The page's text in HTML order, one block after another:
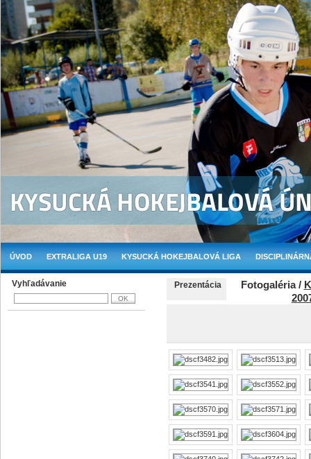
ÚVOD EXTRALIGA U19 KYSUCKÁ HOKEJBALOVÁ LIGA
Vyhľadávanie Prezentácia Fotogaléria /